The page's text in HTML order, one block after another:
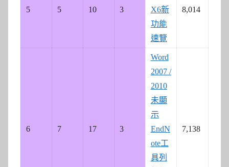
5 5 10 3
X6新
功能
速覽
8,014
6 7 17 3
Word
2007 /
2010
未顯
示
EndN
ote工
具列
7,138